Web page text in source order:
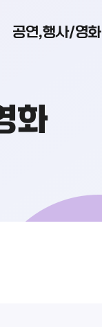
공연,행사/영화
화